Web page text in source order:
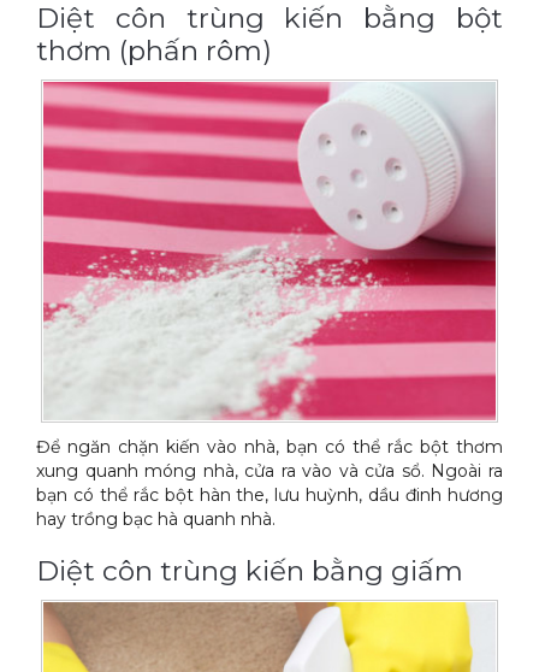
Diệt côn trùng kiến bằng bột
thơm (phấn rôm)
Để ngăn chặn kiến vào nhà, bạn có thể rắc bột thơm
xung quanh móng nhà, cửa ra vào và cửa sổ. Ngoài ra
bạn có thể rắc bột hàn the, lưu huỳnh, dầu đinh hương
hay trồng bạc hà quanh nhà.
Diệt côn trùng kiến bằng giấm